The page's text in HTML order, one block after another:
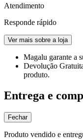
Atendimento
Responde rápido
Ver mais sobre a loja
Magalu garante a
Devolução
produto.
Entrega e
Fechar
Produto vendido e